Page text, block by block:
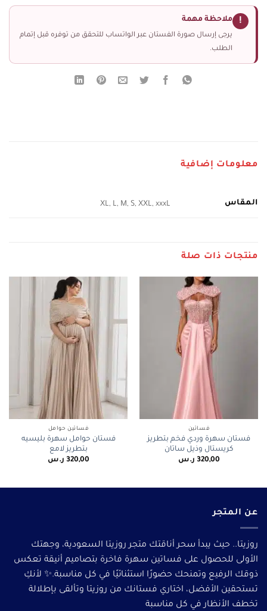
! ملاحظة مهمة
يرجى إرسال صورة الفستان عبر الواتساب للتحقق من توفره قبل إتمام
الطلب.
معلومات إضافية
المقاس XL, L, M, S, XXL, xxxL
منتجات ذات صلة
فساتين
فستان سهرة وردي فخم بتطريز
كريستال وذيل ساتان
320,00 ر.س
فساتين حوامل
فستان حوامل سهرة بليسيه
بتطريز لامع
320,00 ر.س
عن المتجر
روزيتا.. حيث يبدأ سحر أناقتك متجر روزيتا السعودية، وجهتك
الأولى للحصول على فساتين سهرة فاخرة بتصاميم أنيقة تعكس
ذوقك الرفيع وتمنحك حضورًا استثنائيًا في كل مناسبة.✨ لأنكِ
تستحقين الأفضل، اختاري فستانك من روزيتا وتألقى بإطلالة
تخطف الأنظار في كل مناسبة